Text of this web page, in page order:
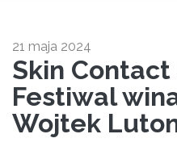
21 maja 2024
Skin
Festiwal
Wojtek